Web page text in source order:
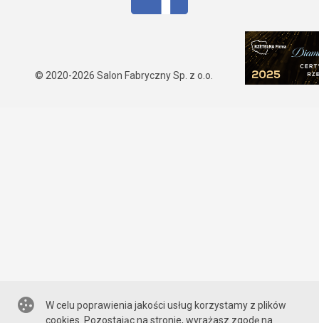
© 2020-2026 Salon Fabryczny Sp. z o.o.
W celu poprawienia jakości usług korzystamy z plików
cookies. Pozostając na stronie, wyrażasz zgodę na